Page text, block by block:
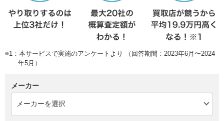
※1：本サービスで実施のアンケートより （回答期間：2023年6月〜2024
年5月）
メーカー